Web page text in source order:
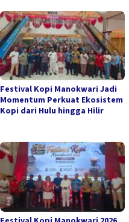
Festival Kopi Manokwari Jadi
Momentum Perkuat Ekosistem
Kopi dari Hulu hingga Hilir